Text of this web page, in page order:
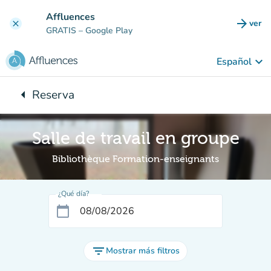
clear Affluences
GRATIS – Google Play arrow_forward ver
Español keyboard_arrow_down
arrow_leftVuelta:
Reserva
Salle de travail en groupe
Bibliothèque Formation-enseignants
¿Qué día?
calendar_today
filter_list Mostrar más filtros